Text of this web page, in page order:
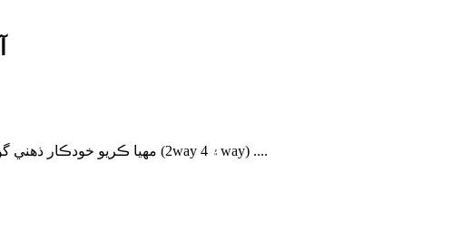
OUMAN مهيا ڪريو خودڪار ذھني گودام اسٽوريج حل جهڙوڪ خودڪار شٽل ريڪنگ (2way ۽ 4way) ....